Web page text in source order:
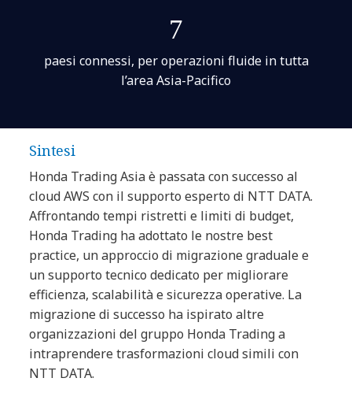
7
paesi connessi, per operazioni fluide in tutta
l’area Asia-Pacifico
Sintesi
Honda Trading Asia è passata con successo al
cloud AWS con il supporto esperto di NTT DATA.
Affrontando tempi ristretti e limiti di budget,
Honda Trading ha adottato le nostre best
practice, un approccio di migrazione graduale e
un supporto tecnico dedicato per migliorare
efficienza, scalabilità e sicurezza operative. La
migrazione di successo ha ispirato altre
organizzazioni del gruppo Honda Trading a
intraprendere trasformazioni cloud simili con
NTT DATA.